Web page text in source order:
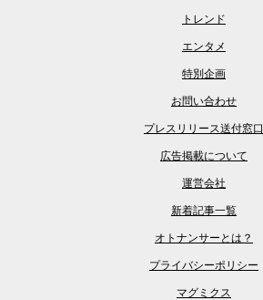
トレンド
エンタメ
特別企画
お問い合わせ
プレスリリース送付窓口
広告掲載について
運営会社
新着記事一覧
オトナンサーとは？
プライバシーポリシー
マグミクス